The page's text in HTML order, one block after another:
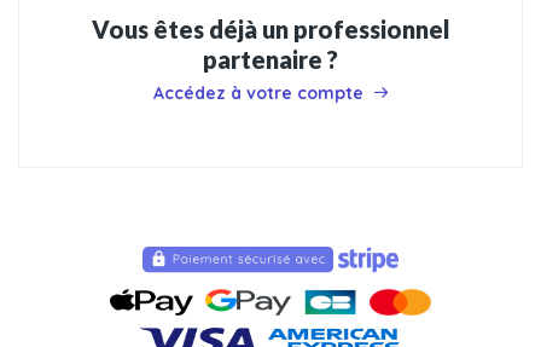
Vous êtes déjà un professionnel
partenaire ?
Accédez à votre compte